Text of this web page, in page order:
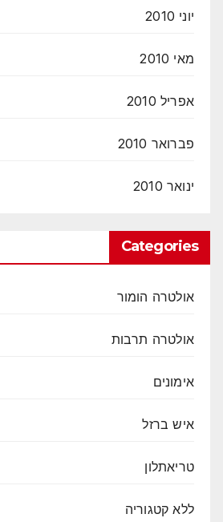
יוני 2010
מאי 2010
אפריל 2010
פברואר 2010
ינואר 2010
Categories
אולטרה הומור
אולטרה תרבות
אימונים
איש ברזל
טריאתלון
ללא קטגוריה